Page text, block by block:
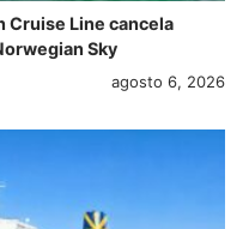
Cruise Line cancela
Sky
agosto 6, 2026